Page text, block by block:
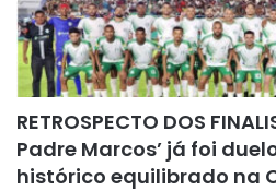
RETROSPECTO DOS
Padre Marcos’ já foi
histórico equilibrado na